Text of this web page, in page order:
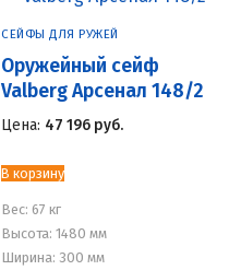
СЕЙФЫ ДЛЯ РУЖЕЙ
Оружейный сейф
Valberg Арсенал 148/2
Цена: 47 196 руб.
В корзину
Вес: 67 кг
Высота: 1480 мм
Ширина: 300 мм